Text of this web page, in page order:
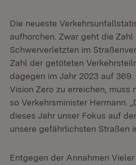
Die neueste
aufhorchen. Zwar geht die Zahl
Schwerverletzten im
Zahl der getöteten
dagegen im Jahr 2023 auf 369.
Vision Zero zu erreichen, muss
so Verkehrsminister Hermann.
dieses Jahr unser Fokus auf
unsere gefährlichsten Straßen
Entgegen der Annahmen